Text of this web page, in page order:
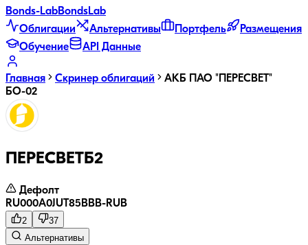
Bonds-LabBondsLab
Облигации
Альтернативы Портфель
Размещения
Обучение
API Данные
Главная Скринер облигаций
АКБ ПАО "ПЕРЕСВЕТ"
БО-02
ПЕРЕСВЕТБ2
Дефолт
RU000A0JUT85 BBB-RUB
2
37
Альтернативы